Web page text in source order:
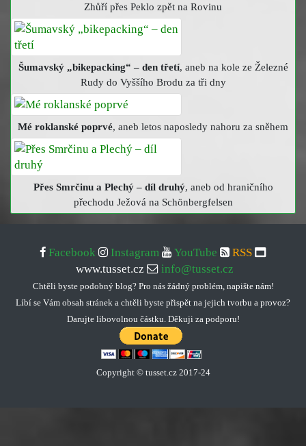
Zhůří přes Peklo zpět na Rovinu
Šumavský „bikepacking“ – den třetí, aneb na kole ze Železné
Rudy do Vyššího Brodu za tři dny
Mé roklanské poprvé, aneb letos naposledy nahoru za sněhem
Přes Smrčinu a Plechý – díl druhý, aneb od hraničního
přechodu Ježová na Schönbergfelsen
Facebook Instagram YouTube
RSS
www.tusset.cz
info@tusset.cz
Chtěli byste podobný blog? Pro nás žádný problém, napište nám!
Líbí se Vám obsah stránek a chtěli byste přispět na jejich tvorbu a provoz?
Darujte libovolnou částku. Děkuji za podporu!
Copyright © tusset. cz 2017-24